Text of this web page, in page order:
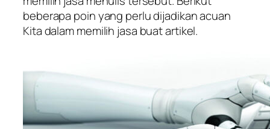
beberapa poin yang perlu dijadikan acuan
Kita dalam memilih jasa buat artikel.